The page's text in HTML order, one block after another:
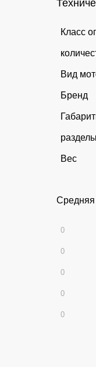
Класс
Вид
Бренд
разделы
Вес
Средняя
0
0
0
0
0